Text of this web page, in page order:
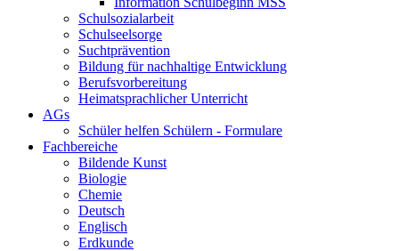
Schulsozialarbeit
Schulseelsorge
Suchtprävention
Bildung für nachhaltige Entwicklung
Berufsvorbereitung
Heimatsprachlicher Unterricht
AGs
Schüler helfen Schülern - Formulare
Fachbereiche
Bildende Kunst
Biologie
Chemie
Deutsch
Englisch
Erdkunde